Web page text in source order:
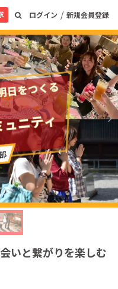
ログイン / 新規会員登録
いと繋がりを楽しむ